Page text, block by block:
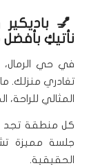
💅
نأتيكِ
في حي الرمال،
تغادري منزلك.
المثالي
كل منطقة تجد
جلسة مميزة
الحقيقية.